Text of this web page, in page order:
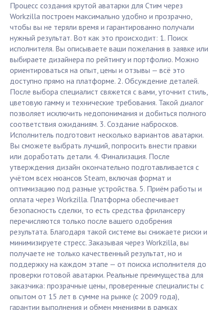
Процесс создания крутой аватарки для Стим через
Workzilla построен максимально удобно и прозрачно,
чтобы вы не теряли время и гарантированно получали
нужный результат. Вот как это происходит: 1. Поиск
исполнителя. Вы описываете ваши пожелания в заявке или
выбираете дизайнера по рейтингу и портфолио. Можно
ориентироваться на опыт, цены и отзывы — всё это
доступно прямо на платформе. 2. Обсуждение деталей.
После выбора специалист свяжется с вами, уточнит стиль,
цветовую гамму и технические требования. Такой диалог
позволяет исключить недопонимания и добиться полного
соответствия ожиданиям. 3. Создание набросков.
Исполнитель подготовит несколько вариантов аватарки.
Вы сможете выбрать лучший, попросить внести правки
или доработать детали. 4. Финализация. После
утверждения дизайн окончательно подготавливается с
учётом всех нюансов Steam, включая формат и
оптимизацию под разные устройства. 5. Приём работы и
оплата через Workzilla. Платформа обеспечивает
безопасность сделки, то есть средства фрилансеру
перечисляются только после вашего одобрения
результата. Благодаря такой системе вы снижаете риски и
минимизируете стресс. Заказывая через Workzilla, вы
получаете не только качественный результат, но и
поддержку на каждом этапе — от поиска исполнителя до
проверки готовой аватарки. Реальные преимущества для
заказчика: прозрачные цены, проверенные специалисты с
опытом от 15 лет в сумме на рынке (с 2009 года),
гарантии выполнения и обмен мнениями в рамках